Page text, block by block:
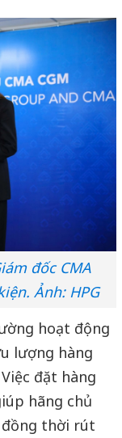
đốc CMA
Ảnh: HPG
hoạt động
lượng hàng
đặt hàng
hãng chủ
thời rút